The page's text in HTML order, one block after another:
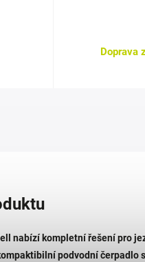
Doprava
nabízí kompletní řešení pro
podvodní čerpadlo